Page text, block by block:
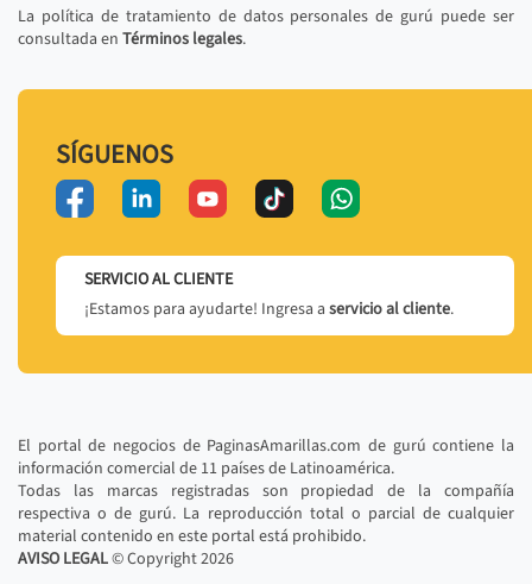
La política de tratamiento de datos personales de gurú puede ser
consultada en Términos legales.
SÍGUENOS
SERVICIO AL CLIENTE
¡Estamos para ayudarte! Ingresa a servicio al cliente.
El portal de negocios de PaginasAmarillas.com de gurú contiene la
información comercial de 11 países de Latinoamérica.
Todas las marcas registradas son propiedad de la compañía
respectiva o de gurú. La reproducción total o parcial de cualquier
material contenido en este portal está prohibido.
AVISO LEGAL© Copyright2026